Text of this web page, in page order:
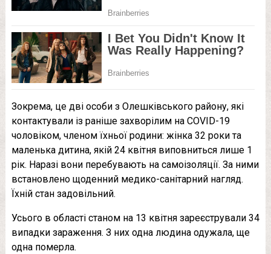
Зокрема, це дві особи з Олешківського району, які
контактували із раніше захворілим на COVID-19
чоловіком, членом їхньої родини: жінка 32 роки та
маленька дитина, якій 24 квітня виповниться лише 1
рік. Наразі вони перебувають на самоізоляції. За ними
встановлено щоденний медико-санітарний нагляд.
Їхній стан задовільний.
Усього в області станом на 13 квітня зареєстрували 34
випадки зараження. З них одна людина одужала, ще
одна померла.